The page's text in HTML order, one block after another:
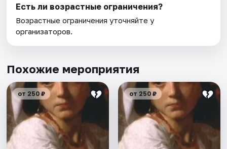
Есть ли возрастные ограничения?
Возрастные ограничения уточняйте у
организаторов.
Похожие мероприятия
от 250 ₽ от 250 ₽